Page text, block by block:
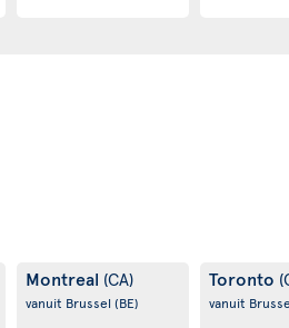
Montreal (CA)
vanuit Brussel (BE)
Toronto
vanuit